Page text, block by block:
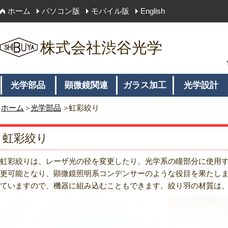
ホーム パソコン版 モバイル版 English
株式会社渋谷光学
光学部品 顕微鏡関連 ガラス加工 光学設計
ホーム 光学部品 虹彩絞り
虹彩絞り
虹彩絞りは、レーザ光の径を変更したり、光学系の瞳部分に使
更可能となり、顕微鏡照明系コンデンサーのような役目を果た
ていますので、機器に組み込むこともできます。絞り羽の材質は